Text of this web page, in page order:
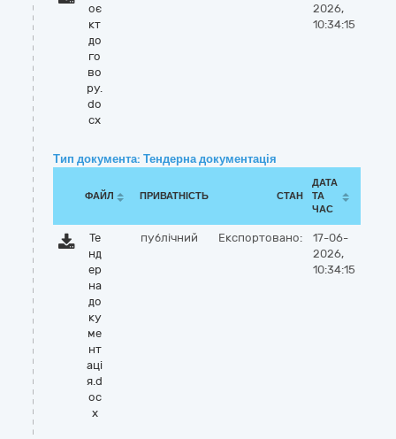
оє
кт
до
го
во
ру.
do
cx
2026,
10:34:15
Тип документа: Тендерна документація
ФАЙЛ ПРИВАТНІСТЬ СТАН
ДАТА
ТА
ЧАС
Те
нд
ер
на
до
ку
ме
нт
аці
я.d
oc
x
публічний Експортовано:
17-06-
2026,
10:34:15